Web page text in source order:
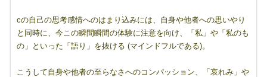
cの自己の思考感情へのはまり込みには、自身や他者への思いやり
と同時に、今この瞬間瞬間の体験に注意を向け、「私」や「私のも
の」といった「語り」を抜ける (マインドフルである)。
こうして自身や他者の至らなさへのコンパッション、「哀れみ」や